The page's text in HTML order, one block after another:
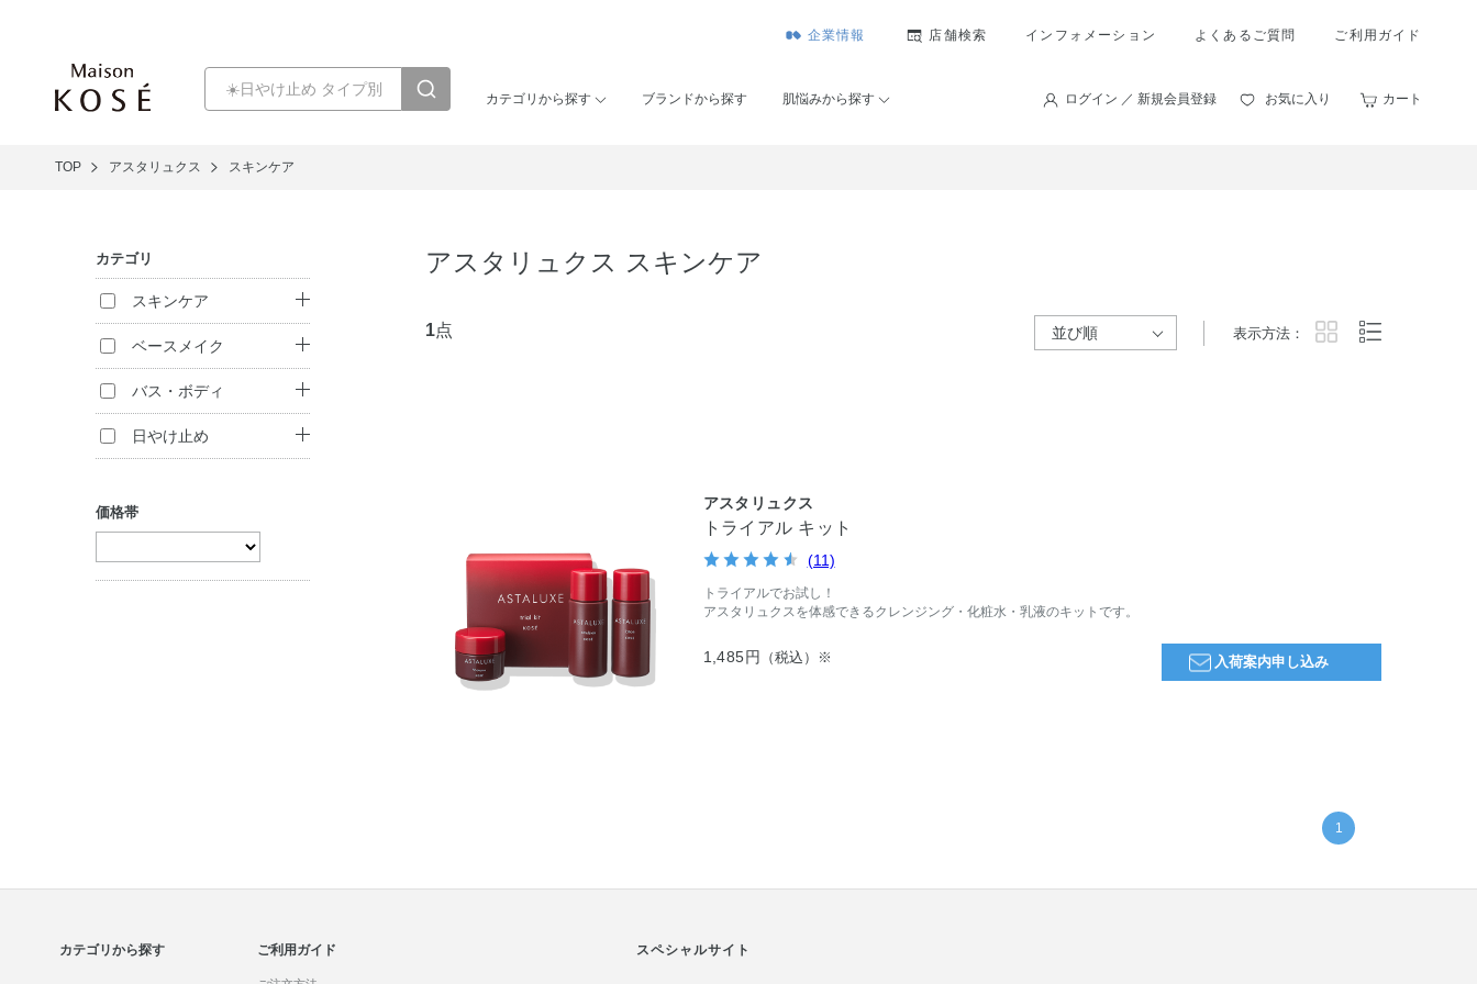
企業情報 店舗検索 インフォメーション よくあるご質問 ご利用ガイド
カテゴリから探す ブランドから探す 肌悩みから探す ログイン ／ 新規会員登録 お気に入り カート
TOP アスタリュクス スキンケア
アスタリュクス スキンケア
カテゴリ
スキンケア
クレンジング
洗顔料
化粧水
ジェル・美容液
ベースメイク
ファンデーション
化粧下地
コンシーラー
バス・ボディ
ハンドケア
日やけ止め
価格帯
1点 表示方法：
アスタリュクス
トライアル キット
(11)
トライアルでお試し！
アスタリュクスを体感できるクレンジング・化粧水・乳液のキットです。
1,485円 （税込）※ 入荷案内申し込み
1
カテゴリから探す ご利用ガイド スペシャルサイト